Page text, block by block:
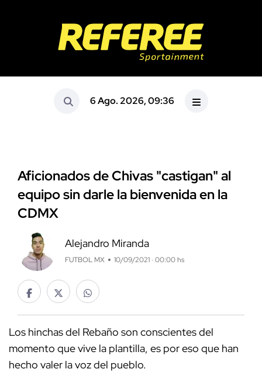
6 Ago. 2026, 09:36
Aficionados de Chivas "castigan" al
equipo sin darle la bienvenida en la
CDMX
Alejandro Miranda
FUTBOL MX 10/09/2021 · 00:00 hs
Los hinchas del Rebaño son conscientes del
momento que vive la plantilla, es por eso que han
hecho valer la voz del pueblo.